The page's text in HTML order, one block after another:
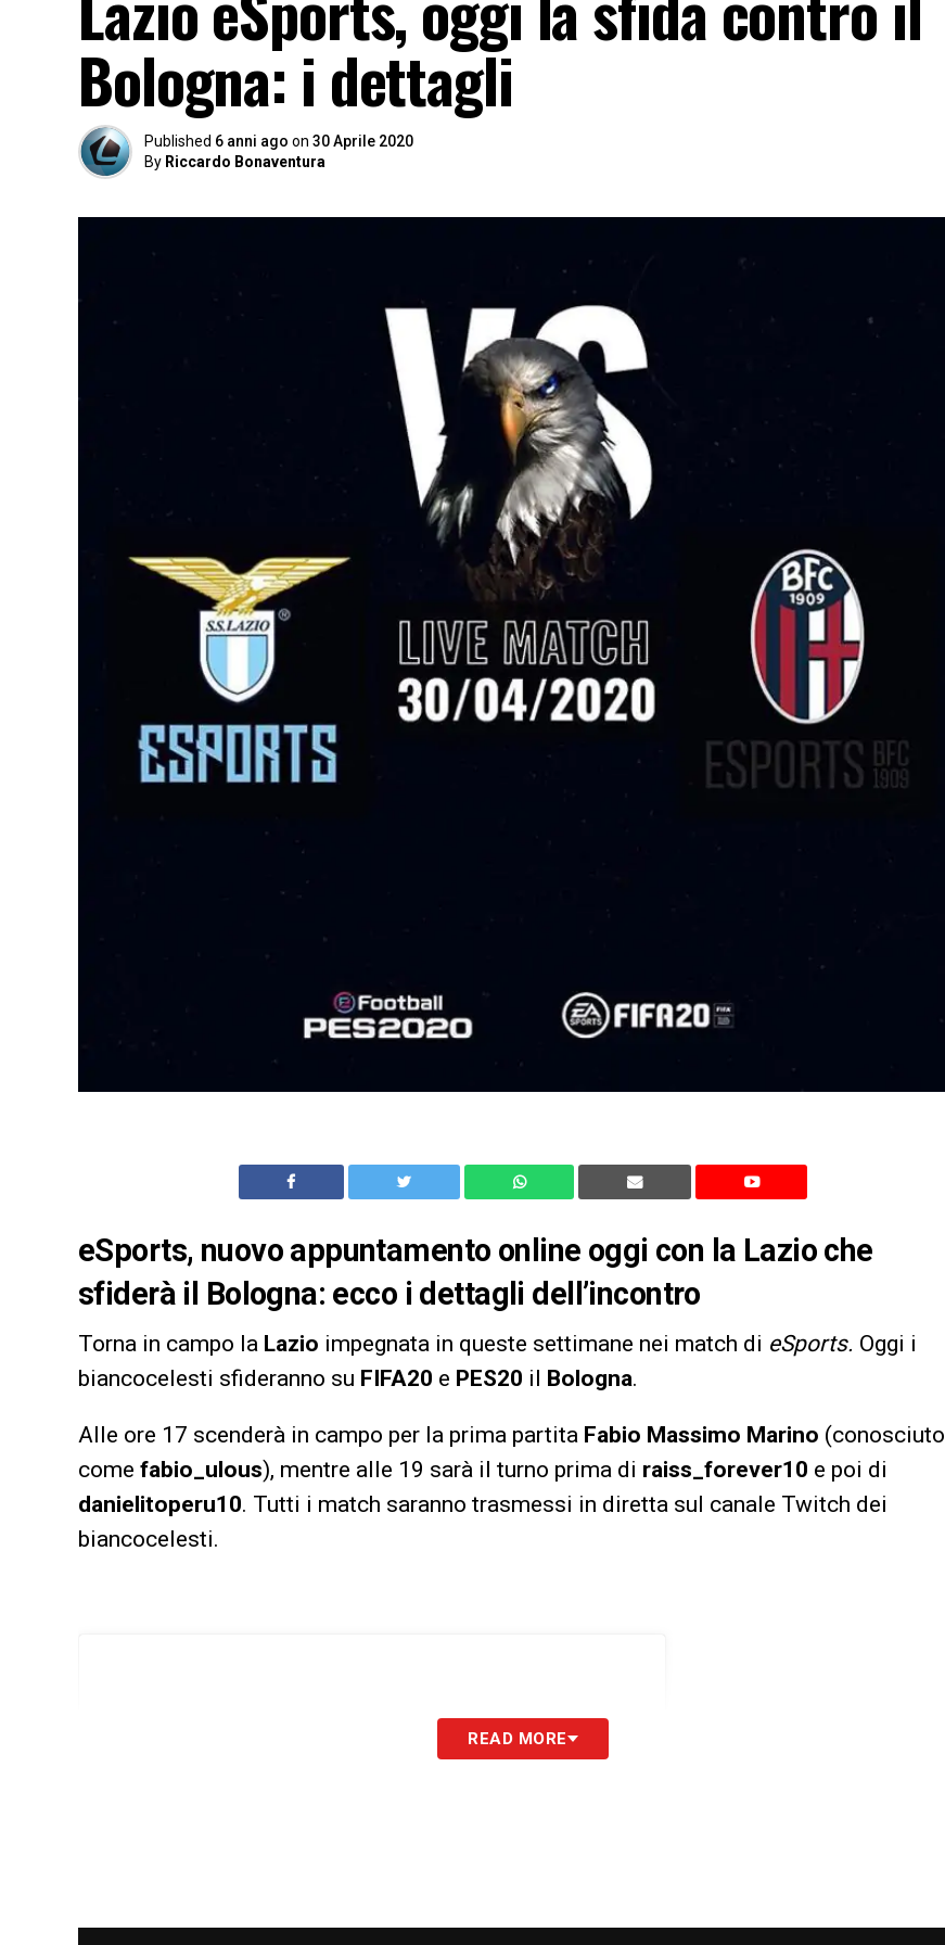
Bologna: i dettagli
Published 6 anni ago on 30 Aprile 2020
By Riccardo Bonaventura
eSports, nuovo appuntamento online oggi con la Lazio che
sfiderà il Bologna: ecco i dettagli dell’incontro
Torna in campo la Lazio impegnata in queste settimane nei match di eSports. Oggi i
biancocelesti sfideranno su FIFA20 e PES20 il Bologna.
Alle ore 17 scenderà in campo per la prima partita Fabio Massimo Marino (conosciuto
come fabio_ulous), mentre alle 19 sarà il turno prima di raiss_forever10 e poi di
danielitoperu10. Tutti i match saranno trasmessi in diretta sul canale Twitch dei
biancocelesti.
READ MORE